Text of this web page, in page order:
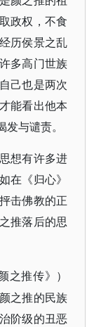
政权，不食
历侯景之乱
多高门世族
己也是两次
能看出他本
与谴责。
想有许多进
在《归心》
击佛教的正
推落后的思
之推传》）
之推的民族
阶级的丑恶